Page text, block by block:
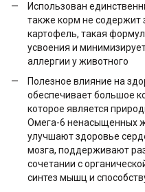
Использован
также корм не содержит
картофель, такая
усвоения и
аллергии у животного
Полезное влияние на
обеспечивает большое
которое является
Омега-6 ненасыщенных
улучшают здоровье
мозга, поддерживают
сочетании с
синтез мышц и